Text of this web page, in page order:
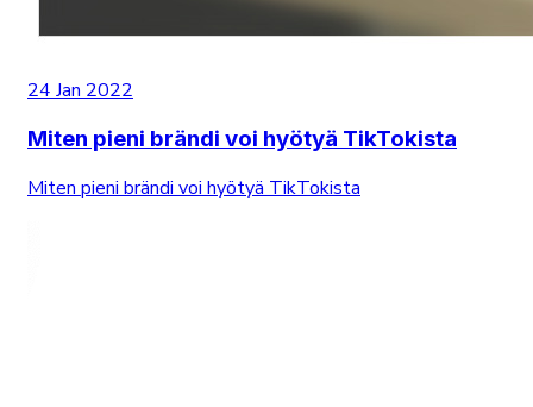
24 Jan 2022
Miten pieni brändi voi hyötyä TikTokista
Miten pieni brändi voi hyötyä TikTokista